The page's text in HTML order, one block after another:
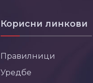
Корисни линкови
Правилници
Уредбе